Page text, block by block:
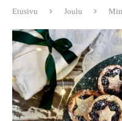
Etusivu Joulu